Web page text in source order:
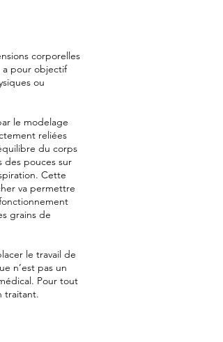
corporelles
a pour objectif
ou
le modelage
reliées
du corps
des pouces sur
Cette
va permettre
grains de
le travail de
n’est pas un
Pour tout
traitant.